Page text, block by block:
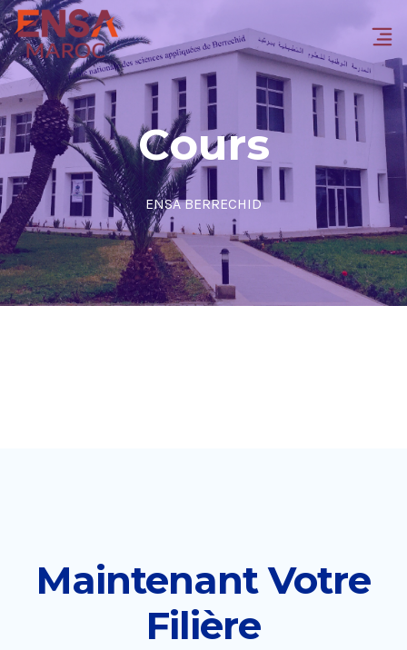
Cours
ENSA BERRECHID
Maintenant Votre
Filière